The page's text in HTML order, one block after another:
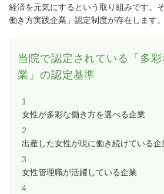
経済を元気にするという取り組みです。
働き方実践企業」認定制度が存在します。
当院で認定されている「多
業」の認定基準
1
女性が多彩な働き方を選べる企業
2
出産した女性が現に働き続けている企
3
女性管理職が活躍している企業
4